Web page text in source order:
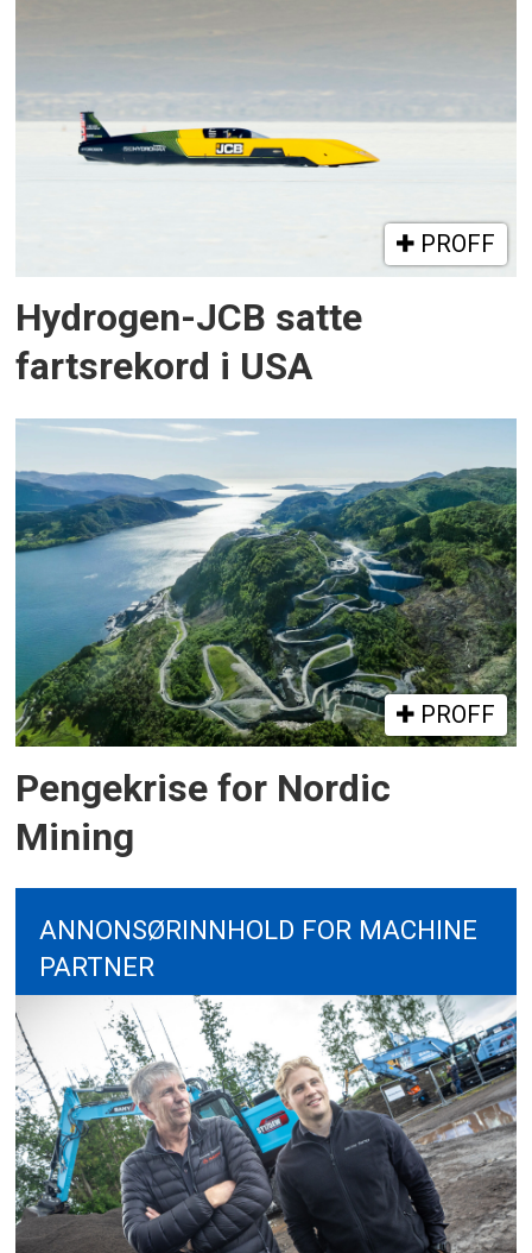
PROFF
Hydrogen-JCB satte
fartsrekord i USA
PROFF
Pengekrise for Nordic
Mining
ANNONSØRINNHOLD FOR MACHINE
PARTNER